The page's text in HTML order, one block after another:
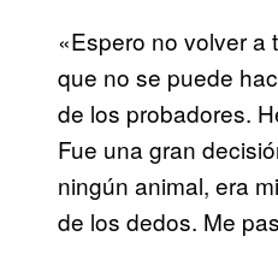
«Espero no volver a
que no se puede
de los probadores.
Fue una gran
ningún animal, era
de los dedos. Me